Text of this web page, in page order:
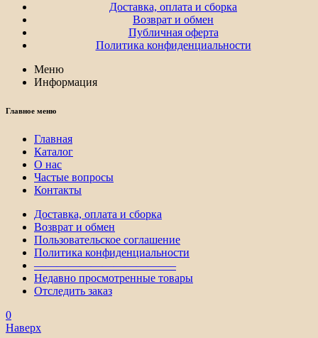
Доставка, оплата и сборка
Возврат и обмен
Публичная оферта
Политика конфиденциальности
Меню
Информация
Главное меню
Главная
Каталог
О нас
Частые вопросы
Контакты
Доставка, оплата и сборка
Возврат и обмен
Пользовательское соглашение
Политика конфиденциальности
————————————–
Недавно просмотренные товары
Отследить заказ
0
Наверх